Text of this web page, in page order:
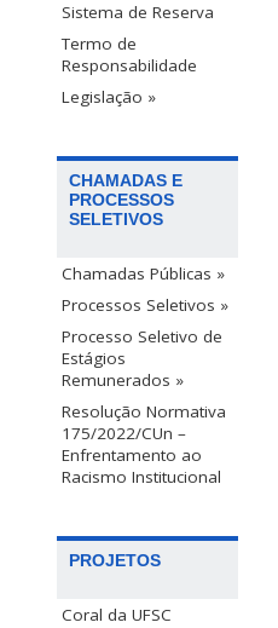
Sistema de Reserva
Termo de
Responsabilidade
Legislação »
CHAMADAS E
PROCESSOS
SELETIVOS
Chamadas Públicas »
Processos Seletivos »
Processo Seletivo de
Estágios
Remunerados »
Resolução Normativa
175/2022/CUn –
Enfrentamento ao
Racismo Institucional
PROJETOS
Coral da UFSC